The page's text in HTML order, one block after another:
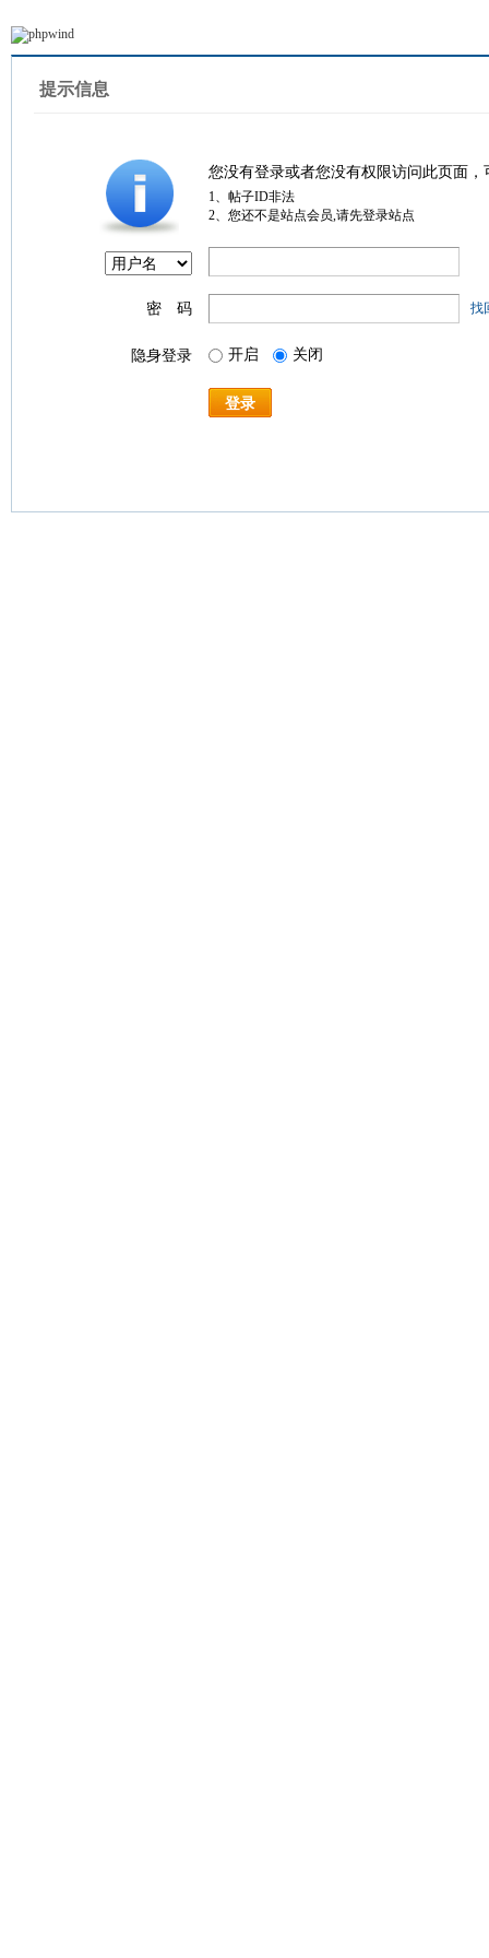
提示信息
您没有登录或者您没有权限访问此页面
1、帖子ID非法
2、您还不是站点会员,请先登录站点
密 码 找
隐身登录 开启 关闭
登录